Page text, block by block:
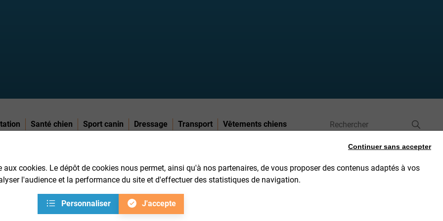
Santé chien Sport canin Dressage Transport Vêtements chiens
A PROPOS DE CROQ.FR INFORMATIONS SUR LA LIVRAISON CGV MENTIONS LÉGALES
DONNÉES PERSONNELLES
CONTACTEZ-NOUS DE 8H30 À 15H30 AU 04 28 53 00 05
Continuer sans accepter
cookies. Le dépôt de cookies nous permet, ainsi qu'à nos partenaires, de vous proposer des contenus adaptés à vos
l'audience et la performance du site et d'effectuer des statistiques de navigation.
Personnaliser J'accepte